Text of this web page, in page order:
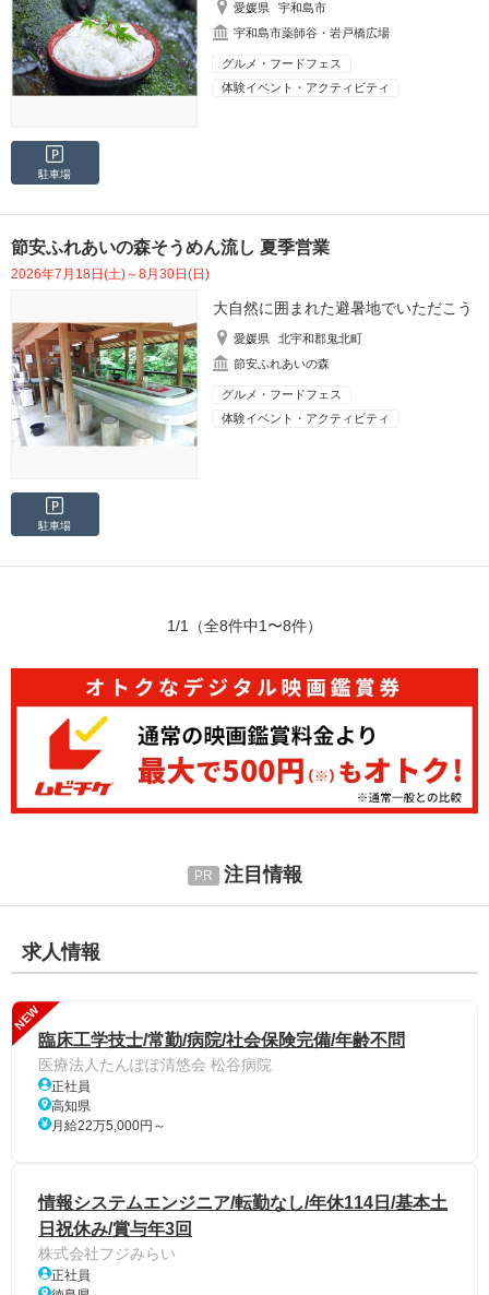
愛媛県
宇和島市
宇和島市薬師谷・岩戸橋広場
グルメ・フードフェス
体験イベント・アクティビティ
駐車場
節安ふれあいの森そうめん流し 夏季営業
2026年7月18日(土)～8月30日(日)
大自然に囲まれた避暑地でいただこう
愛媛県
北宇和郡鬼北町
節安ふれあいの森
グルメ・フードフェス
体験イベント・アクティビティ
駐車場
1/1 （全8件中1〜8件）
注目情報
求人情報
NEW
臨床工学技士/常勤/病院/社会保険完備/年齢不問
医療法人たんぽぽ清悠会 松谷病院
正社員
高知県
月給22万5,000円～
情報システムエンジニア/転勤なし/年休114日/基本土
日祝休み/賞与年3回
株式会社フジみらい
正社員